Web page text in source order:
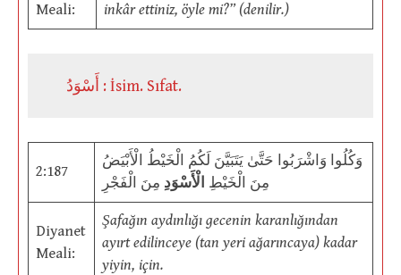
Meali:
inkâr ettiniz, öyle mi?” (denilir.)
أَسْوَدُ : İsim. Sıfat.
2:187
وَكُلُوا وَاشْرَبُوا حَتَّىٰ يَتَبَيَّنَ لَكُمُ الْخَيْطُ الْأَبْيَضُ
مِنَ الْخَيْطِ الْأَسْوَدِ مِنَ الْفَجْرِ
Diyanet
Meali:
Şafağın aydınlığı gecenin karanlığından
ayırt edilinceye (tan yeri ağarıncaya) kadar
yiyin, için.